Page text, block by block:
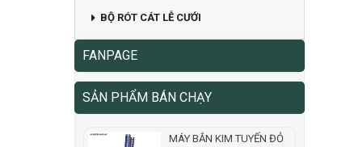
BỘ RÓT CÁT LỄ CƯỚI
FANPAGE
SẢN PHẨM BÁN CHẠY
MÁY BẮN KIM TUYẾN ĐỎ